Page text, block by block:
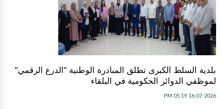
بلدية السلط الكبرى تطلق المبادرة الوطنية "الدرع الرقمي"
لموظفي الدوائر الحكومية في البلقاء
16-07-2026 05:19 PM